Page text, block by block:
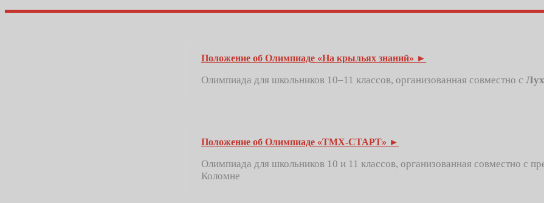
Положение об Олимпиаде «На крыльях знаний» ►
Олимпиада для школьников 10–11 классов, организованная совместно с
Положение об Олимпиаде «ТМХ‑СТАРТ» ►
Олимпиада для школьников 10 и 11 классов, организованная совместно с
Коломне